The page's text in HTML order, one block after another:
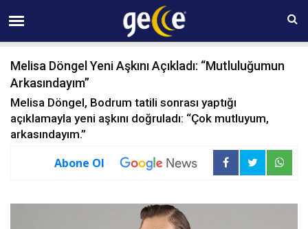
08 AĞUSTOS Cumartesi 07:08
Melisa Döngel Yeni Aşkını Açıkladı: “Mutluluğumun
Arkasındayım”
Melisa Döngel, Bodrum tatili sonrası yaptığı
açıklamayla yeni aşkını doğruladı: “Çok mutluyum,
arkasındayım.”
Abone Ol